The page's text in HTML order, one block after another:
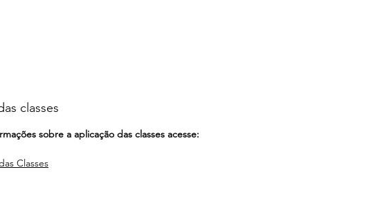
classes
sobre a aplicação das classes acesse:
Classes